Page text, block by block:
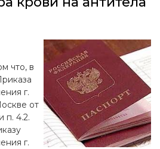
что, в
г.
от
п. 4.2.
г.